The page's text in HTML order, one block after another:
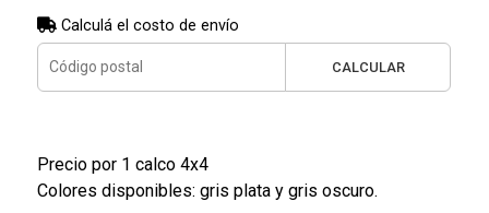
Calculá el costo de envío
CALCULAR
Precio por 1 calco 4x4
Colores disponibles: gris plata y gris oscuro.